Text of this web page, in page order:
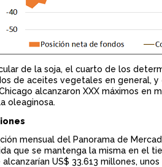
de la soja, el cuarto de los
de aceites vegetales en general,
alcanzaron XXX máximos en
oleaginosa.
mensual del Panorama de
que se mantenga la misma en el
US$ 33.613 millones,